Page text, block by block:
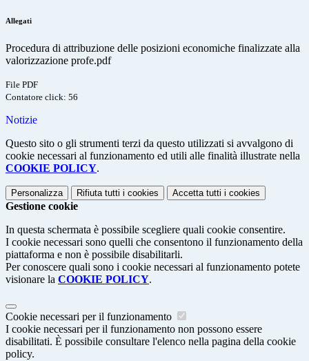
Allegati
Procedura di attribuzione delle posizioni economiche finalizzate alla
valorizzazione profe.pdf
File PDF
Contatore click: 56
Notizie
Questo sito o gli strumenti terzi da questo utilizzati si avvalgono di
cookie necessari al funzionamento ed utili alle finalità illustrate nella
COOKIE POLICY.
Personalizza Rifiuta tutti i cookies Accetta tutti i cookies
Gestione cookie
In questa schermata è possibile scegliere quali cookie consentire.
I cookie necessari sono quelli che consentono il funzionamento della
piattaforma e non è possibile disabilitarli.
Per conoscere quali sono i cookie necessari al funzionamento potete
visionare la COOKIE POLICY.
Cookie necessari per il funzionamento
I cookie necessari per il funzionamento non possono essere
disabilitati. È possibile consultare l'elenco nella pagina della cookie
policy.